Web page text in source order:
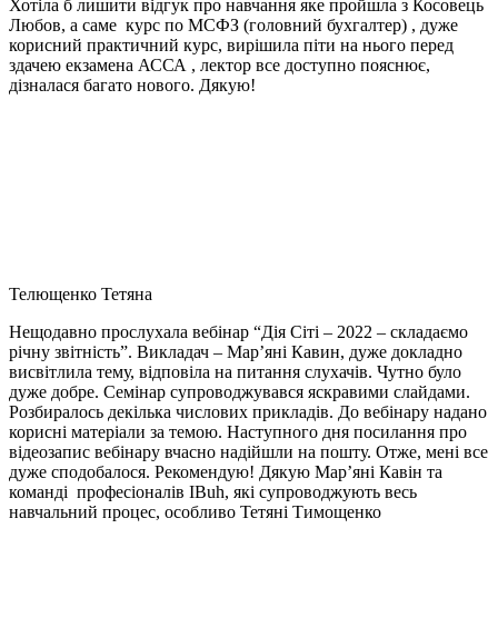
Хотіла б лишити відгук про навчання яке пройшла з Косовець
Любов, а саме курс по МСФЗ (головний бухгалтер) , дуже
корисний практичний курс, вирішила піти на нього перед
здачею екзамена АССА , лектор все доступно пояснює,
дізналася багато нового. Дякую!
Телющенко Тетяна
Нещодавно прослухала вебінар “Дія Сіті – 2022 – складаємо
річну звітність”. Викладач – Мар’яні Кавин, дуже докладно
висвітлила тему, відповіла на питання слухачів. Чутно було
дуже добре. Семінар супроводжувався яскравими слайдами.
Розбиралось декілька числових прикладів. До вебінару надано
корисні матеріали за темою. Наступного дня посилання про
відеозапис вебінару вчасно надійшли на пошту. Отже, мені все
дуже сподобалося. Рекомендую! Дякую Мар’яні Кавін та
команді професіоналів IBuh, які супроводжують весь
навчальний процес, особливо Тетяні Тимощенко